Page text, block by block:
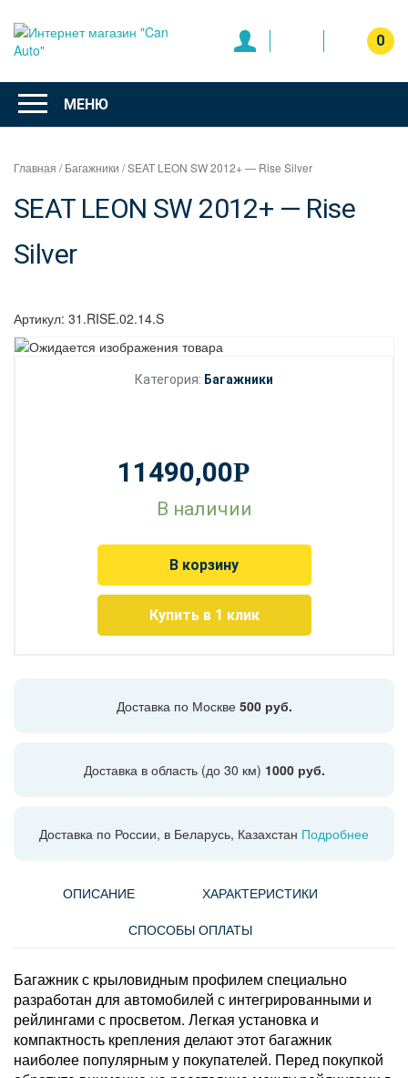
содержимому
Интернет
магазин
"Can Auto"
0
МЕНЮ
Главная /Багажники / SEAT LEON SW 2012+ — Rise Silver
SEAT LEON SW 2012+ — Rise
Silver
Артикул: 31.RISE.02.14.S
Категория: Багажники
11490,00Р
В наличии
В корзину
Купить в 1 клик
Доставка по Москве 500 руб.
Доставка в область (до 30 км) 1000 руб.
Доставка по России, в Беларусь, Казахстан Подробнее
ОПИСАНИЕ
ХАРАКТЕРИСТИКИ
СПОСОБЫ ОПЛАТЫ
Багажник с крыловидным профилем специально
разработан для автомобилей с интегрированными и
рейлингами с просветом. Легкая установка и
компактность крепления делают этот багажник
наиболее популярным у покупателей. Перед покупкой